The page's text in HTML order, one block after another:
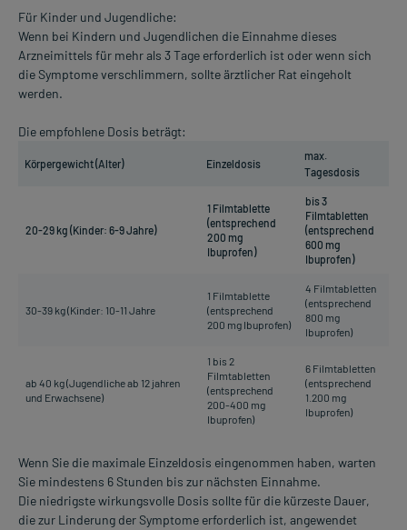
Für Kinder und Jugendliche:
Wenn bei Kindern und Jugendlichen die Einnahme dieses
Arzneimittels für mehr als 3 Tage erforderlich ist oder wenn sich
die Symptome verschlimmern, sollte ärztlicher Rat eingeholt
werden.
Die empfohlene Dosis beträgt:
Körpergewicht (Alter) Einzeldosis
max.
Tagesdosis
20-29 kg (Kinder: 6-9 Jahre)
1 Filmtablette
(entsprechend
200 mg
Ibuprofen)
bis 3
Filmtabletten
(entsprechend
600 mg
Ibuprofen)
30-39 kg (Kinder: 10-11 Jahre
1 Filmtablette
(entsprechend
200 mg Ibuprofen)
4 Filmtabletten
(entsprechend
800 mg
Ibuprofen)
ab 40 kg (Jugendliche ab 12 jahren
und Erwachsene)
1 bis 2
Filmtabletten
(entsprechend
200-400 mg
Ibuprofen)
6 Filmtabletten
(entsprechend
1.200 mg
Ibuprofen)
Wenn Sie die maximale Einzeldosis eingenommen haben, warten
Sie mindestens 6 Stunden bis zur nächsten Einnahme.
Die niedrigste wirkungsvolle Dosis sollte für die kürzeste Dauer,
die zur Linderung der Symptome erforderlich ist, angewendet